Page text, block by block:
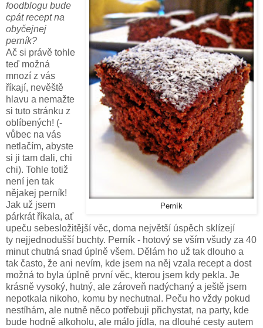
Perník
foodblogu bude
cpát recept na
obyčejnej
perník?
Ač si právě tohle
teď možná
mnozí z vás
říkají, nevěště
hlavu a nemažte
si tuto stránku z
oblíbených! (-
vůbec na vás
netlačím, abyste
si ji tam dali, chi
chi). Tohle totiž
není jen tak
nějakej perník!
Jak už jsem
párkrát říkala, ať
upeču sebesložitější věc, doma největší úspěch sklízejí
ty nejjednodušší buchty. Perník - hotový se vším všudy za 40
minut chutná snad úplně všem. Dělám ho už tak dlouho a
tak často, že ani nevím, kde jsem na něj vzala recept a dost
možná to byla úplně první věc, kterou jsem kdy pekla. Je
krásně vysoký, hutný, ale zároveň nadýchaný a ještě jsem
nepotkala nikoho, komu by nechutnal. Peču ho vždy pokud
nestíhám, ale nutně něco potřebuji přichystat, na party, kde
bude hodně alkoholu, ale málo jídla, na dlouhé cesty autem